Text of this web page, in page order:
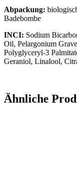
Abpackung:
Badebombe
INCI: Sodium
Oil, Pelargonium
Polyglyceryl-3
Geraniol, Linalool,
Ähnliche